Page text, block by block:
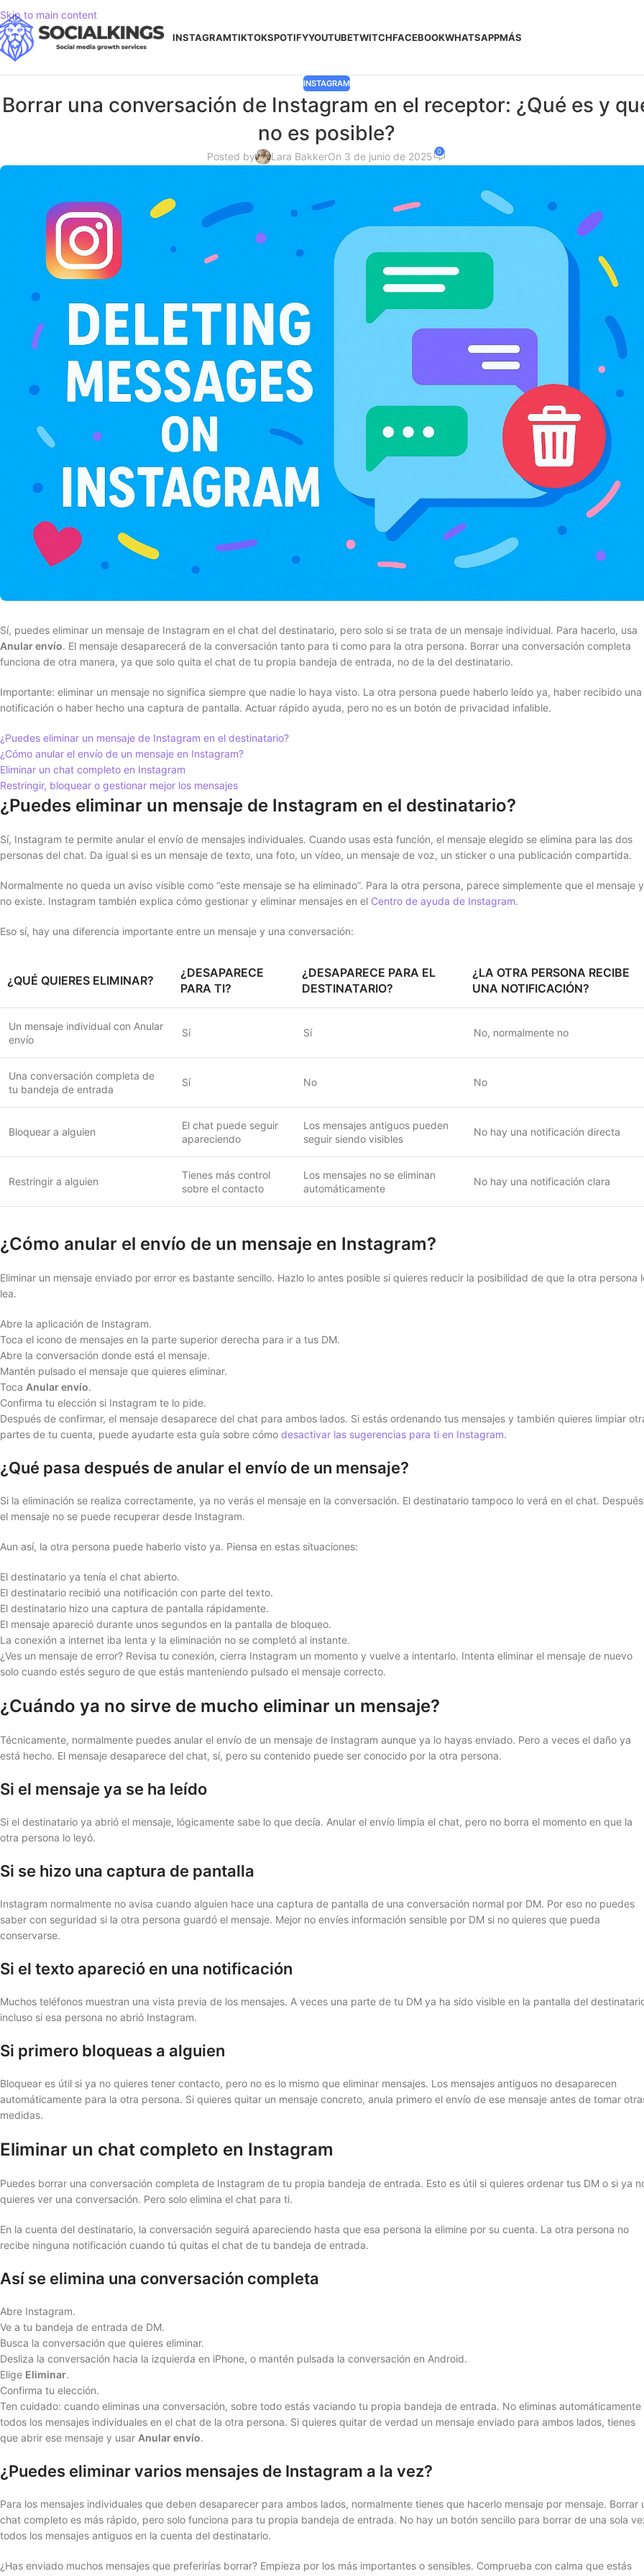
Skip to main content
INSTAGRAMTIKTOKSPOTIFYYOUTUBETWITCHFACEBOOKWHATSAPPMÁS
INSTAGRAM
Borrar una conversación de Instagram en el receptor: ¿Qué es y
no es posible?
Posted by Lara BakkerOn 3 de junio de 2025 0
Sí, puedes eliminar un mensaje de Instagram en el chat del destinatario, pero solo si se trata de un mensaje individual. Para hacerlo, usa
Anular envío. El mensaje desaparecerá de la conversación tanto para ti como para la otra persona. Borrar una conversación completa
funciona de otra manera, ya que solo quita el chat de tu propia bandeja de entrada, no de la del destinatario.
Importante: eliminar un mensaje no significa siempre que nadie lo haya visto. La otra persona puede haberlo leído ya, haber recibido una
notificación o haber hecho una captura de pantalla. Actuar rápido ayuda, pero no es un botón de privacidad infalible.
¿Puedes eliminar un mensaje de Instagram en el destinatario?
¿Cómo anular el envío de un mensaje en Instagram?
Eliminar un chat completo en Instagram
Restringir, bloquear o gestionar mejor los mensajes
¿Puedes eliminar un mensaje de Instagram en el destinatario?
Sí, Instagram te permite anular el envío de mensajes individuales. Cuando usas esta función, el mensaje elegido se elimina para las dos
personas del chat. Da igual si es un mensaje de texto, una foto, un vídeo, un mensaje de voz, un sticker o una publicación compartida.
Normalmente no queda un aviso visible como “este mensaje se ha eliminado”. Para la otra persona, parece simplemente que el mensaje
no existe. Instagram también explica cómo gestionar y eliminar mensajes en el Centro de ayuda de Instagram.
Eso sí, hay una diferencia importante entre un mensaje y una conversación:
¿QUÉ QUIERES ELIMINAR?
¿DESAPARECE
PARA TI?
¿DESAPARECE PARA EL
DESTINATARIO?
¿LA OTRA PERSONA RECIBE
UNA NOTIFICACIÓN?
Un mensaje individual con Anular
envío
Sí Sí No, normalmente no
Una conversación completa de
tu bandeja de entrada
Sí No No
Bloquear a alguien
El chat puede seguir
apareciendo
Los mensajes antiguos pueden
seguir siendo visibles
No hay una notificación directa
Restringir a alguien
Tienes más control
sobre el contacto
Los mensajes no se eliminan
automáticamente
No hay una notificación clara
¿Cómo anular el envío de un mensaje en Instagram?
Eliminar un mensaje enviado por error es bastante sencillo. Hazlo lo antes posible si quieres reducir la posibilidad de que la otra persona
lea.
Abre la aplicación de Instagram.
Toca el icono de mensajes en la parte superior derecha para ir a tus DM.
Abre la conversación donde está el mensaje.
Mantén pulsado el mensaje que quieres eliminar.
Toca Anular envío.
Confirma tu elección si Instagram te lo pide.
Después de confirmar, el mensaje desaparece del chat para ambos lados. Si estás ordenando tus mensajes y también quieres limpiar
partes de tu cuenta, puede ayudarte esta guía sobre cómo desactivar las sugerencias para ti en Instagram.
¿Qué pasa después de anular el envío de un mensaje?
Si la eliminación se realiza correctamente, ya no verás el mensaje en la conversación. El destinatario tampoco lo verá en el chat.
el mensaje no se puede recuperar desde Instagram.
Aun así, la otra persona puede haberlo visto ya. Piensa en estas situaciones:
El destinatario ya tenía el chat abierto.
El destinatario recibió una notificación con parte del texto.
El destinatario hizo una captura de pantalla rápidamente.
El mensaje apareció durante unos segundos en la pantalla de bloqueo.
La conexión a internet iba lenta y la eliminación no se completó al instante.
¿Ves un mensaje de error? Revisa tu conexión, cierra Instagram un momento y vuelve a intentarlo. Intenta eliminar el mensaje de nuevo
solo cuando estés seguro de que estás manteniendo pulsado el mensaje correcto.
¿Cuándo ya no sirve de mucho eliminar un mensaje?
Técnicamente, normalmente puedes anular el envío de un mensaje de Instagram aunque ya lo hayas enviado. Pero a veces el daño ya
está hecho. El mensaje desaparece del chat, sí, pero su contenido puede ser conocido por la otra persona.
Si el mensaje ya se ha leído
Si el destinatario ya abrió el mensaje, lógicamente sabe lo que decía. Anular el envío limpia el chat, pero no borra el momento en que la
otra persona lo leyó.
Si se hizo una captura de pantalla
Instagram normalmente no avisa cuando alguien hace una captura de pantalla de una conversación normal por DM. Por eso no puedes
saber con seguridad si la otra persona guardó el mensaje. Mejor no envíes información sensible por DM si no quieres que pueda
conservarse.
Si el texto apareció en una notificación
Muchos teléfonos muestran una vista previa de los mensajes. A veces una parte de tu DM ya ha sido visible en la pantalla del
incluso si esa persona no abrió Instagram.
Si primero bloqueas a alguien
Bloquear es útil si ya no quieres tener contacto, pero no es lo mismo que eliminar mensajes. Los mensajes antiguos no desaparecen
automáticamente para la otra persona. Si quieres quitar un mensaje concreto, anula primero el envío de ese mensaje antes de tomar
medidas.
Eliminar un chat completo en Instagram
Puedes borrar una conversación completa de Instagram de tu propia bandeja de entrada. Esto es útil si quieres ordenar tus DM o si ya
quieres ver una conversación. Pero solo elimina el chat para ti.
En la cuenta del destinatario, la conversación seguirá apareciendo hasta que esa persona la elimine por su cuenta. La otra persona no
recibe ninguna notificación cuando tú quitas el chat de tu bandeja de entrada.
Así se elimina una conversación completa
Abre Instagram.
Ve a tu bandeja de entrada de DM.
Busca la conversación que quieres eliminar.
Desliza la conversación hacia la izquierda en iPhone, o mantén pulsada la conversación en Android.
Elige Eliminar.
Confirma tu elección.
Ten cuidado: cuando eliminas una conversación, sobre todo estás vaciando tu propia bandeja de entrada. No eliminas automáticamente
todos los mensajes individuales en el chat de la otra persona. Si quieres quitar de verdad un mensaje enviado para ambos lados, tienes
que abrir ese mensaje y usar Anular envío.
¿Puedes eliminar varios mensajes de Instagram a la vez?
Para los mensajes individuales que deben desaparecer para ambos lados, normalmente tienes que hacerlo mensaje por mensaje. Borrar
chat completo es más rápido, pero solo funciona para tu propia bandeja de entrada. No hay un botón sencillo para borrar de una sola
todos los mensajes antiguos en la cuenta del destinatario.
¿Has enviado muchos mensajes que preferirías borrar? Empieza por los más importantes o sensibles. Comprueba con calma que estás